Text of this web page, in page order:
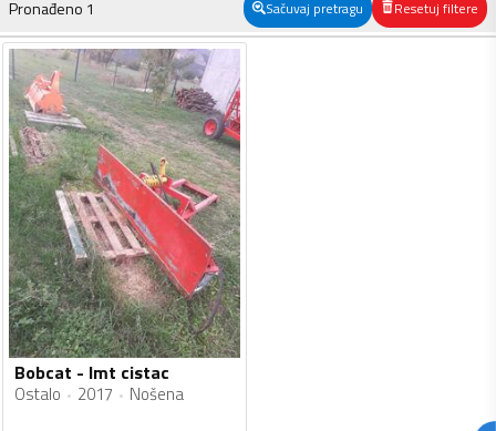
Pronađeno 1 Sačuvaj pretragu Resetuj filtere
Bobcat - lmt cistac
Ostalo 2017 Nošena